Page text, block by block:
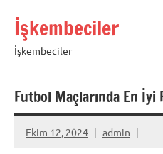
İşkembeciler
İşkembeciler
Futbol Maçlarında En
Ekim 12, 2024 admin